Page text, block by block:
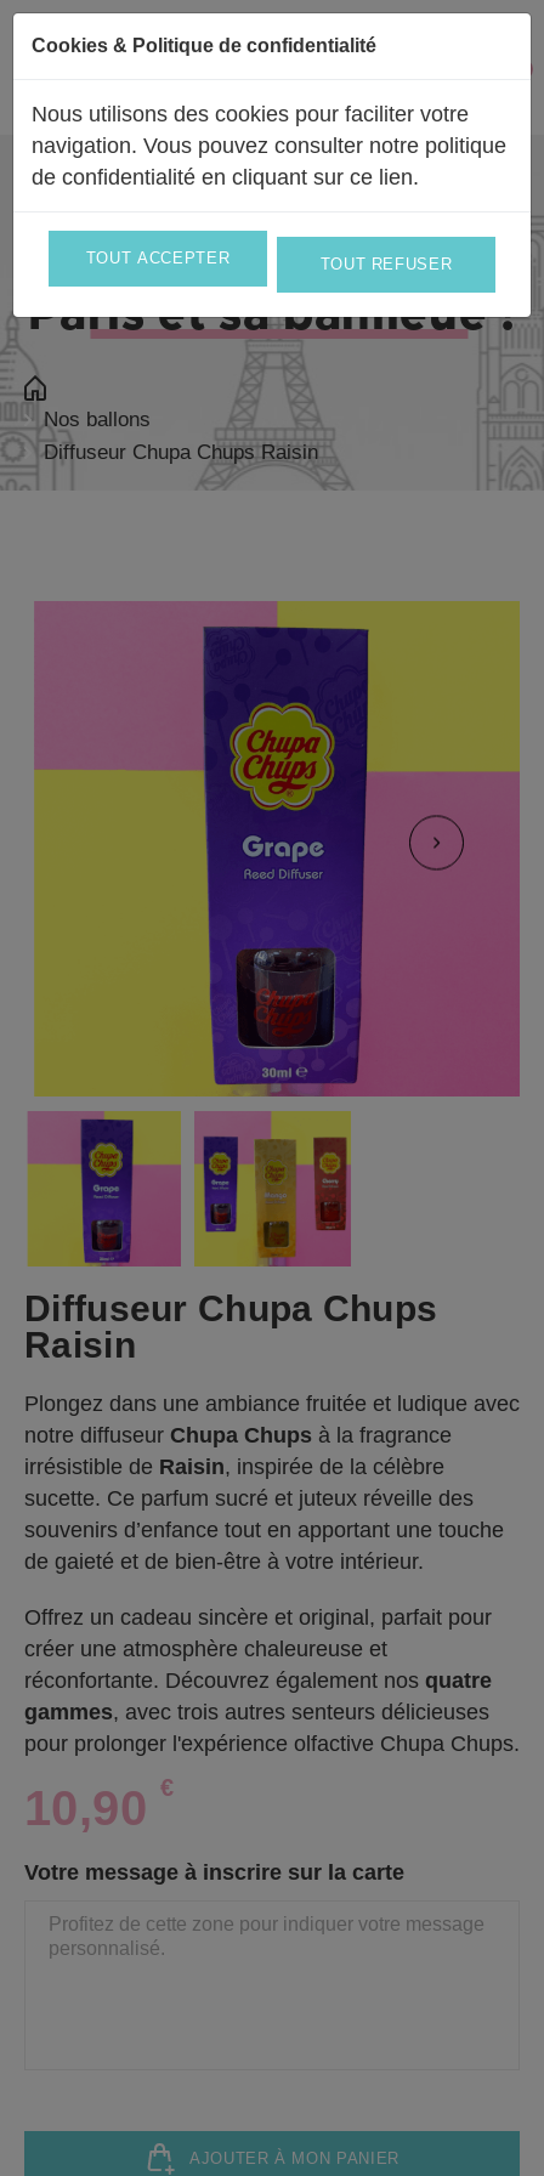
Passer au contenu
Livraison partout enFrance
Europe
et le jour même sur
Paris et sa banlieue !
Nos ballons
Diffuseur Chupa Chups Raisin
Diffuseur Chupa Chups
Raisin
Plongez dans une ambiance fruitée et ludique avec
notre diffuseur Chupa Chups à la fragrance
irrésistible de Raisin, inspirée de la célèbre
sucette. Ce parfum sucré et juteux réveille des
souvenirs d’enfance tout en apportant une touche
de gaieté et de bien-être à votre intérieur.
Offrez un cadeau sincère et original, parfait pour
créer une atmosphère chaleureuse et
réconfortante. Découvrez également nos quatre
gammes, avec trois autres senteurs délicieuses
pour prolonger l'expérience olfactive Chupa Chups.
10,90 €
Votre message à inscrire sur la carte
AJOUTER À MON PANIER
Cookies & Politique de confidentialité
Nous utilisons des cookies pour faciliter votre
navigation. Vous pouvez consulter notre politique
de confidentialité en cliquant sur ce lien.
TOUT ACCEPTER TOUT REFUSER